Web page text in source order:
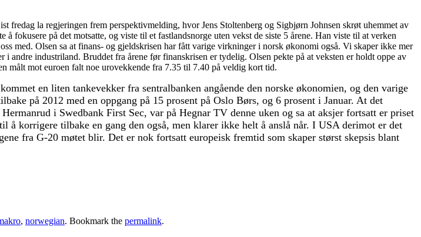
la regjeringen frem perspektivmelding, hvor Jens Stoltenberg og Sigbjørn Johnsen skrøt uhemmet av
fokusere på det motsatte, og viste til et fastlandsnorge uten vekst de siste 5 årene. Han viste til at verken
med. Olsen sa at finans- og gjeldskrisen har fått varige virkninger i norsk økonomi også. Vi skaper ikke mer
industriland. Bruddet fra årene før finanskrisen er tydelig. Olsen pekte på at veksten er holdt oppe av
målt mot euroen falt noe urovekkende fra 7.35 til 7.40 på veldig kort tid.
en liten tankevekker fra sentralbanken angående den norske økonomien, og den varige
på 2012 med en oppgang på 15 prosent på Oslo Børs, og 6 prosent i Januar. At det
i Swedbank First Sec, var på Hegnar TV denne uken og sa at aksjer fortsatt er priset
korrigere tilbake en gang den også, men klarer ikke helt å anslå når. I USA derimot er det
fra G-20 møtet blir. Det er nok fortsatt europeisk fremtid som skaper størst skepsis blant
, norwegian. Bookmark the permalink.